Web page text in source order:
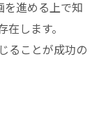
を進める上で知
します。
ることが成功の